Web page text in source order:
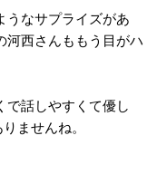
うなサプライズがあ
河西さんももう目がハ
で話しやすくて優し
ませんね。